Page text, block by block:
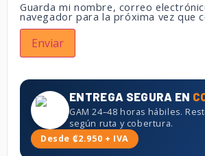
Guarda mi nombre, correo
navegador para la próxima vez que
ENTREGA SEGURA EN
GAM 24–48 horas hábiles.
según ruta y cobertura.
Desde ₡2.950 + IVA